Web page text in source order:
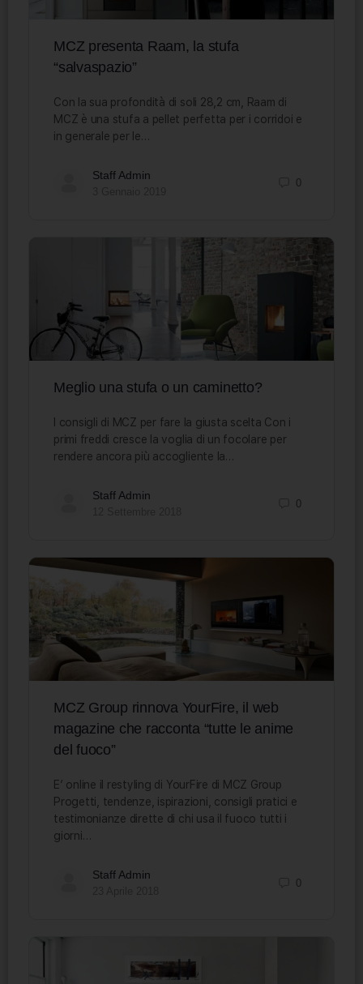
MCZ presenta Raam, la stufa
“salvaspazio”
Con la sua profondità di soli 28,2 cm, Raam di
MCZ è una stufa a pellet perfetta per i corridoi e
in generale per le…
Staff Admin
0
Meglio una stufa o un caminetto?
I consigli di MCZ per fare la giusta scelta Con i
primi freddi cresce la voglia di un focolare per
rendere ancora più accogliente la…
Staff Admin
0
MCZ Group rinnova YourFire, il web
magazine che racconta “tutte le anime
del fuoco”
E’ online il restyling di YourFire di MCZ Group
Progetti, tendenze, ispirazioni, consigli pratici e
testimonianze dirette di chi usa il fuoco tutti i
giorni…
Staff Admin
0